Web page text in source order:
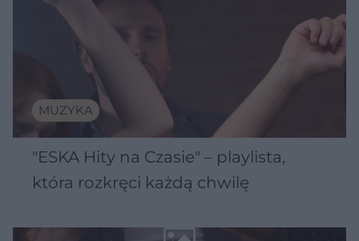
MUZYKA
"ESKA Hity na Czasie" – playlista,
która rozkręci każdą chwilę